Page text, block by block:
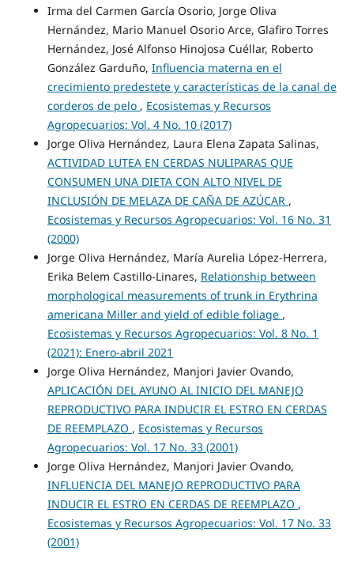
Irma del Carmen García Osorio, Jorge Oliva
Hernández, Mario Manuel Osorio Arce, Glafiro Torres
Hernández, José Alfonso Hinojosa Cuéllar, Roberto
González Garduño, Influencia materna en el
crecimiento predestete y características de la canal de
corderos de pelo , Ecosistemas y Recursos
Agropecuarios: Vol. 4 No. 10 (2017)
Jorge Oliva Hernández, Laura Elena Zapata Salinas,
ACTIVIDAD LUTEA EN CERDAS NULIPARAS QUE
CONSUMEN UNA DIETA CON ALTO NIVEL DE
INCLUSIÓN DE MELAZA DE CAÑA DE AZÚCAR ,
Ecosistemas y Recursos Agropecuarios: Vol. 16 No. 31
(2000)
Jorge Oliva Hernández, María Aurelia López-Herrera,
Erika Belem Castillo-Linares, Relationship between
morphological measurements of trunk in Erythrina
americana Miller and yield of edible foliage ,
Ecosistemas y Recursos Agropecuarios: Vol. 8 No. 1
(2021): Enero-abril 2021
Jorge Oliva Hernández, Manjori Javier Ovando,
APLICACIÓN DEL AYUNO AL INICIO DEL MANEJO
REPRODUCTIVO PARA INDUCIR EL ESTRO EN CERDAS
DE REEMPLAZO , Ecosistemas y Recursos
Agropecuarios: Vol. 17 No. 33 (2001)
Jorge Oliva Hernández, Manjori Javier Ovando,
INFLUENCIA DEL MANEJO REPRODUCTIVO PARA
INDUCIR EL ESTRO EN CERDAS DE REEMPLAZO ,
Ecosistemas y Recursos Agropecuarios: Vol. 17 No. 33
(2001)